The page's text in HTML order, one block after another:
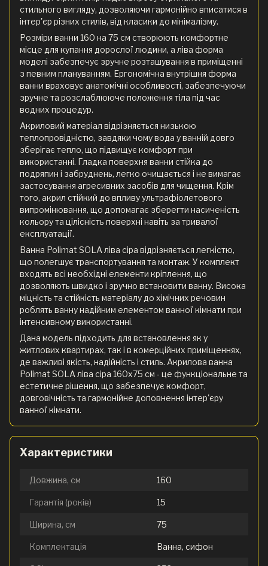
стильного вигляду, дозволяючи гармонійно вписатися в
інтер'єр різних стилів, від класики до мінімалізму.
Розміри ванни 160 на 75 см створюють комфортне
місце для купання дорослої людини, а ліва форма
моделі забезпечує зручне розташування в приміщенні
з певним плануванням. Ергономічна внутрішня форма
ванни враховує анатомічні особливості, забезпечуючи
зручне та розслаблююче положення тіла під час
водних процедур.
Акриловий матеріал відрізняється низькою
теплопровідністю, завдяки чому вода у ванній довго
зберігає тепло, що підвищує комфорт при
використанні. Гладка поверхня ванни стійка до
подряпин і забруднень, легко очищається і не вимагає
застосування агресивних засобів для чищення. Крім
того, акрил стійкий до впливу ультрафіолетового
випромінювання, що допомагає зберегти насиченість
кольору та цілісність поверхні навіть за тривалої
експлуатації.
Ванна Polimat SOLA ліва сіра відрізняється легкістю,
що полегшує транспортування та монтаж. У комплект
входять всі необхідні елементи кріплення, що
дозволяють швидко і зручно встановити ванну. Висока
міцність та стійкість матеріалу до хімічних речовин
роблять ванну надійним елементом ванної кімнати при
інтенсивному використанні.
Дана модель підходить для встановлення як у
житлових квартирах, так і в комерційних приміщеннях,
де важливі якість, надійність і стиль. Акрилова ванна
Polimat SOLA ліва сіра 160х75 см - це функціональне та
естетичне рішення, що забезпечує комфорт,
довговічність та гармонійне доповнення інтер'єру
ванної кімнати.
Характеристики
Довжина, см 160
Гарантія (років) 15
Ширина, см 75
Комплектація Ванна, сифон